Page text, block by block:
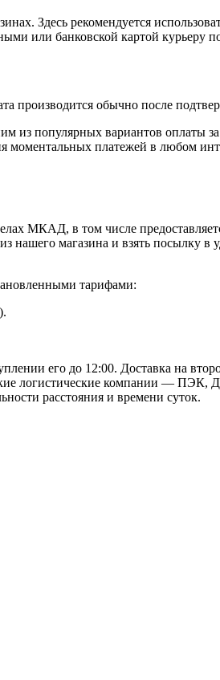
Здесь рекомендуется
или банковской картой
производится обычно после
из популярных вариантов оплаты
моментальных платежей в любом
МКАД, в том числе
нашего магазина и взять посылку
тарифами:
его до 12:00. Доставка на
логистические компании —
расстояния и времени суток.